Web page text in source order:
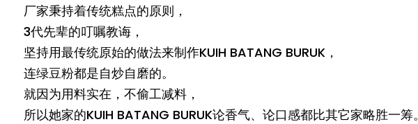
厂家秉持着传统糕点的原则，
3代先辈的叮嘱教诲，
坚持用最传统原始的做法来制作KUIH BATANG BURUK，
连绿豆粉都是自炒自磨的。
就因为用料实在，不偷工减料，
所以她家的KUIH BATANG BURUK论香气、论口感都比其它家略胜一筹。